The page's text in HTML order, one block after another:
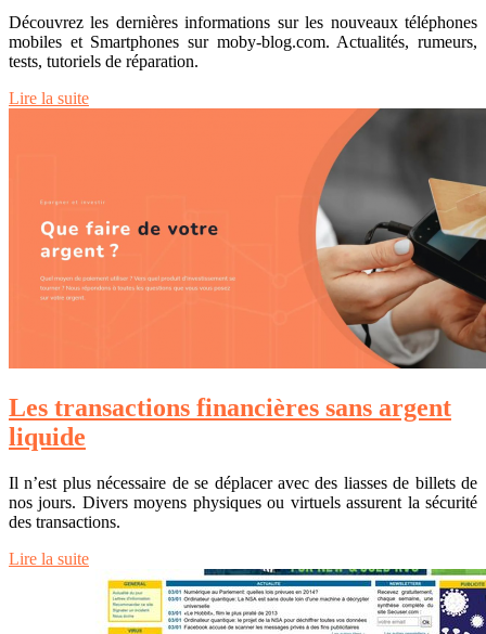
Découvrez les dernières informations sur les nouveaux téléphones
mobiles et Smartphones sur moby-blog.com. Actualités, rumeurs,
tests, tutoriels de réparation.
Lire la suite
Les transactions financières sans argent
liquide
Il n’est plus nécessaire de se déplacer avec des liasses de billets de
nos jours. Divers moyens physiques ou virtuels assurent la sécurité
des transactions.
Lire la suite